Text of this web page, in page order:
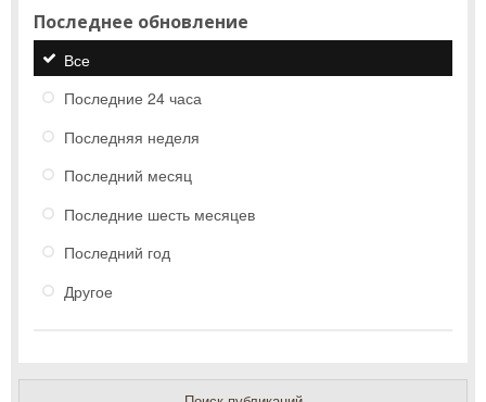
Последнее обновление
Все
Последние 24 часа
Последняя неделя
Последний месяц
Последние шесть месяцев
Последний год
Другое